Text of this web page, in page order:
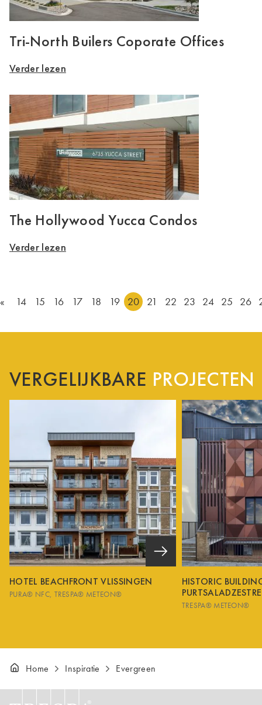
Tri-North Builers Coporate Offices
Verder lezen
The Hollywood Yucca Condos
Verder lezen
« 14 15 16 17 18 19 20 21 22 23 24 25 26
VERGELIJKBARE PROJECTEN
HOTEL BEACHFRONT VLISSINGEN
PURA® NFC TRESPA® METEON®
HISTORIC
TRESPA® METEON®
Home Inspiratie Evergreen